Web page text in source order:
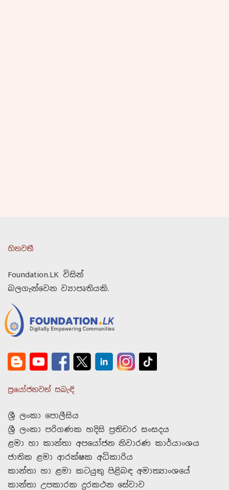
හිතවතී
Foundation.LK විසින්
බලගැන්වෙන ව්‍යාපෘතියකි.
ප්‍රයෝජනවත් සබැඳි
ශ්‍රී ලංකා පොලීසිය
ශ්‍රී ලංකා පරිගණක හදිසි ප්‍රතිචාර සංසදය
ළමා හා කාන්තා අපයෝජන නිවාරණ කාර්යාංශය
ජාතික ළමා ආරක්ෂක අධිකාරිය
කාන්තා හා ළමා කටයුතු පිළිබඳ අමාත්‍යාංශයේ
කාන්තා උපකාරක දුරකථන සේවාව